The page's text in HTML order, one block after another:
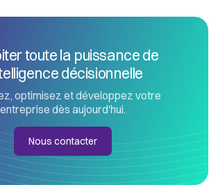
toute la puissance de
décisionnelle
optimisez et développez votre
entreprise dès aujourd'hui.
Nous contacter